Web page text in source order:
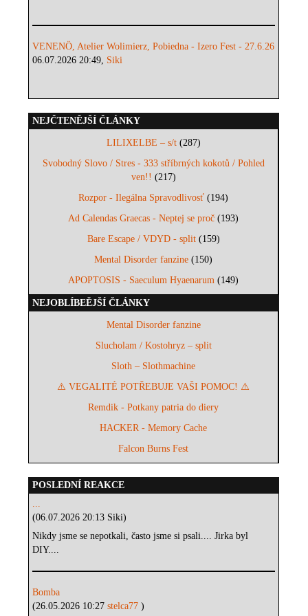
VENENÖ, Atelier Wolimierz, Pobiedna - Izero Fest - 27.6.26
06.07.2026 20:49, Siki
NEJČTENĚJŠÍ ČLÁNKY
LILIXELBE – s/t(287)
Svobodný Slovo / Stres - 333 stříbrných kokotů / Pohled
ven!! (217)
Rozpor - Ilegálna Spravodlivosť (194)
Ad Calendas Graecas - Neptej se proč (193)
Bare Escape / VDYD - split(159)
Mental Disorder fanzine (150)
APOPTOSIS - Saeculum Hyaenarum (149)
NEJOBLÍBEĚJŠÍ ČLÁNKY
Mental Disorder fanzine
Slucholam / Kostohryz – split
Sloth – Slothmachine
⚠️ VEGALITÉ POTŘEBUJE VAŠI POMOC! ⚠️
Remdik - Potkany patria do diery
HACKER - Memory Cache
Falcon Burns Fest
POSLEDNÍ REAKCE
...
(06.07.2026 20:13 Siki)
Nikdy jsme se nepotkali, často jsme si psali.... Jirka byl
DIY....
Bomba
(26.05.2026 10:27stelca77)